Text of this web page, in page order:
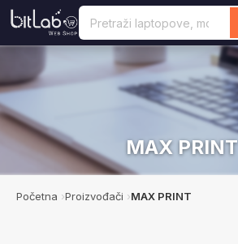
MAX PRINT
Početna Proizvođači MAX PRINT